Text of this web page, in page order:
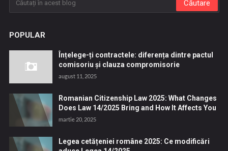
POPULAR
Înțelege-ți contractele: diferența dintre pactul
comisoriu și clauza compromisorie
august 11, 2025
Romanian Citizenship Law 2025: What Changes
Does Law 14/2025 Bring and How It Affects You
martie 20, 2025
Legea cetățeniei române 2025: Ce modificări